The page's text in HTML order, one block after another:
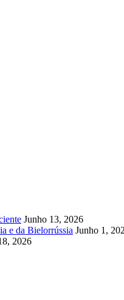
Junho 13, 2026
e da Bielorrússia Junho 1,
2026